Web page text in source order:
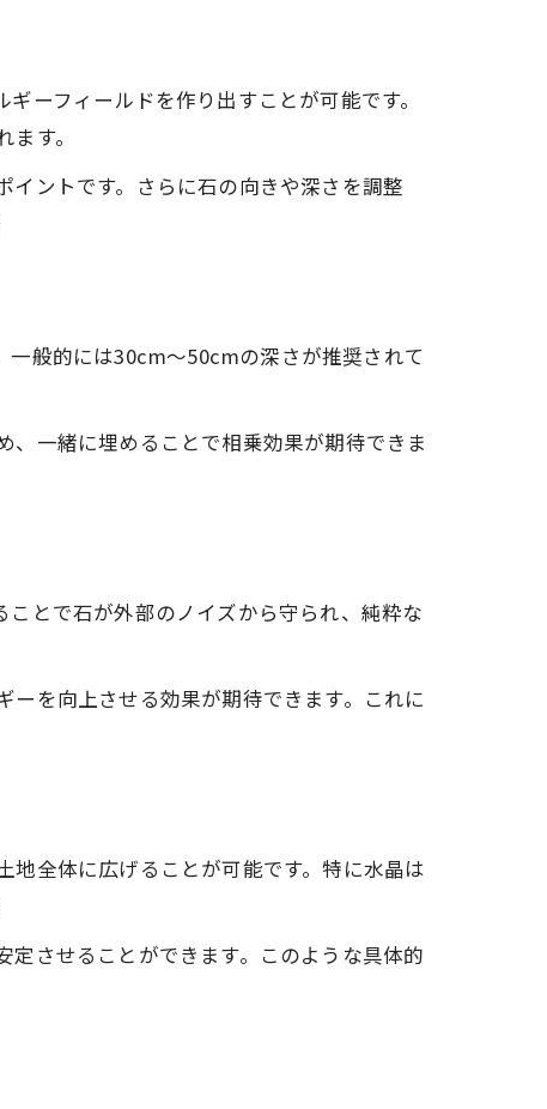
ーフィールドを作り出すことが可能です。
す。
ントです。さらに石の向きや深さを調整
般的には30cm〜50cmの深さが推奨されて
一緒に埋めることで相乗効果が期待できま
とで石が外部のノイズから守られ、純粋な
を向上させる効果が期待できます。これに
全体に広げることが可能です。特に水晶は
させることができます。このような具体的